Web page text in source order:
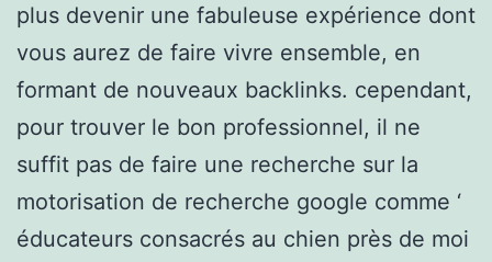
plus devenir une fabuleuse expérience dont
vous aurez de faire vivre ensemble, en
formant de nouveaux backlinks. cependant,
pour trouver le bon professionnel, il ne
suffit pas de faire une recherche sur la
motorisation de recherche google comme ‘
éducateurs consacrés au chien près de moi